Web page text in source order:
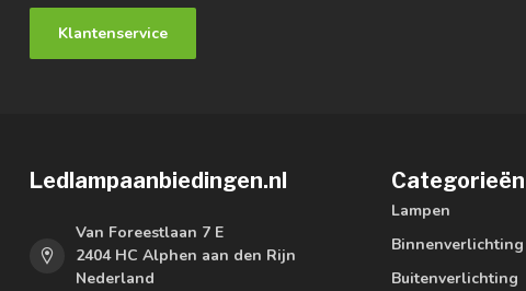
Klantenservice
Ledlampaanbiedingen.nl
Van Foreestlaan 7 E
2404 HC Alphen aan den Rijn
Nederland
Categorieën
Lampen
Binnenverlichting
Buitenverlichting